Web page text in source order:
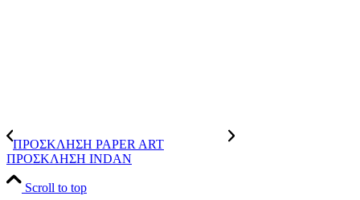
ΠΡΟΣΚΛΗΣΗ PAPER ART
ΠΡΟΣΚΛΗΣΗ INDAN
Scroll to top